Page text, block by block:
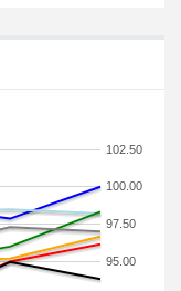
95.00
97.50
100.00
102.50